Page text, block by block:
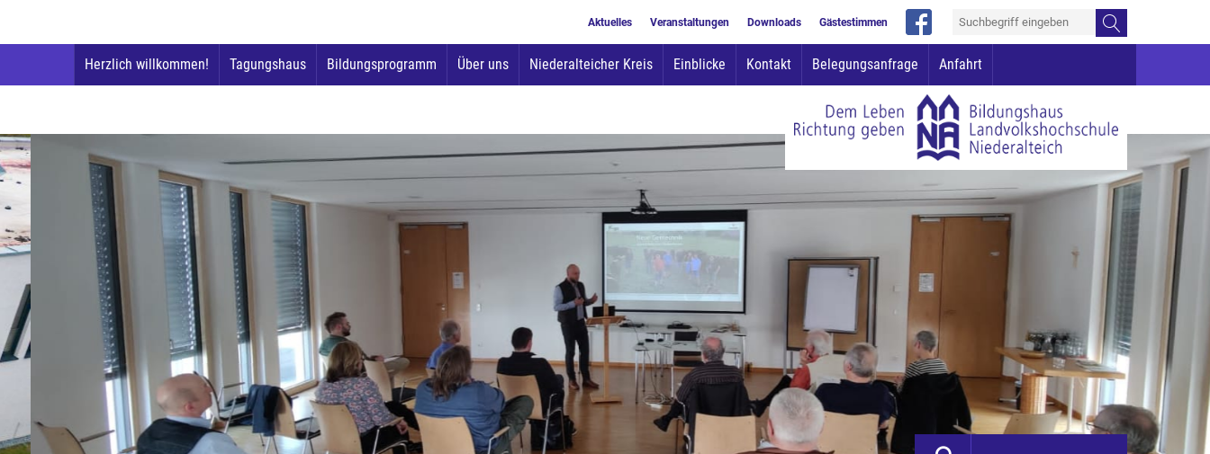
Aktuelles Veranstaltungen Downloads Gästestimmen
Inhalt
Herzlich willkommen! Tagungshaus Bildungsprogramm Über uns Niederalteicher Kreis Einblicke Kontakt Belegungsanfrage Anfahrt